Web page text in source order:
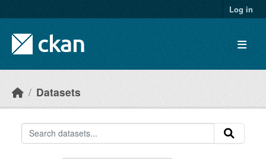
Log in
Datasets